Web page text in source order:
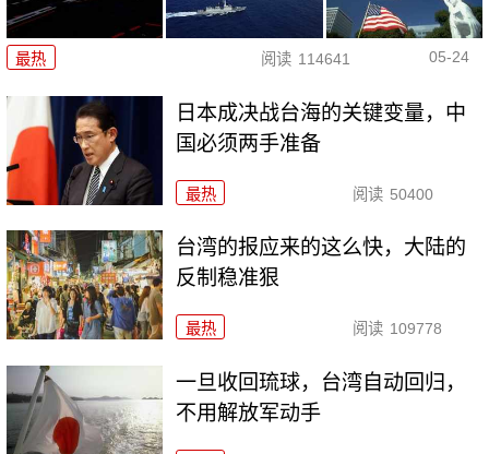
最热 阅读 114641 05-24
日本成决战台海的关键变量，中
国必须两手准备
最热 阅读 50400
台湾的报应来的这么快，大陆的
反制稳准狠
最热 阅读 109778
一旦收回琉球，台湾自动回归，
不用解放军动手